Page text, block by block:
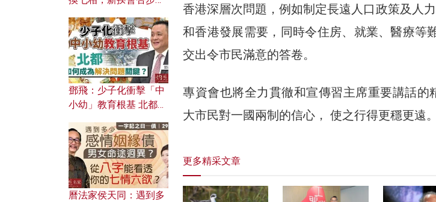
香港深層次問題，例如制定長遠人口政策及人
和香港發展需要，同時令住房、就業、醫療等
交出令市民滿意的答卷。
專資會也將全力貫徹和宣傳習主席重要講話的
大市民對一國兩制的信心， 使之行得更穩更遠。
更多精采文章
濟為何仍然低迷？
鄧飛：少子化衝擊「中
小幼」教育根基 北都如
曆法家侯天同：遇到多